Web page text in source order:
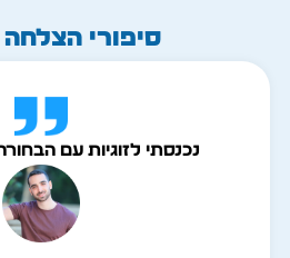
סיפורי הצלחה
נכנסתי לזוגיות עם